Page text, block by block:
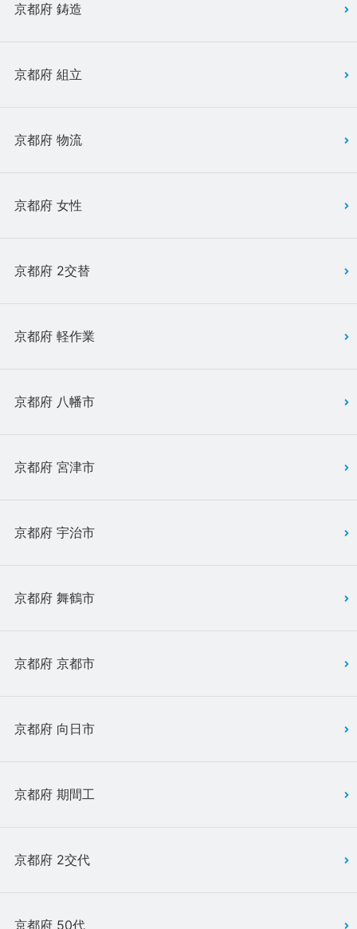
京都府 鋳造
京都府 組立
京都府 物流
京都府 女性
京都府 2交替
京都府 軽作業
京都府 八幡市
京都府 宮津市
京都府 宇治市
京都府 舞鶴市
京都府 京都市
京都府 向日市
京都府 期間工
京都府 2交代
京都府 50代